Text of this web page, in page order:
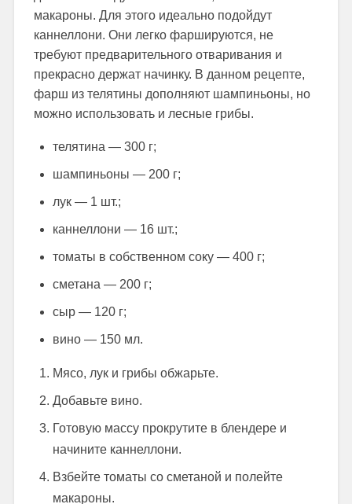
макароны. Для этого идеально подойдут
каннеллони. Они легко фаршируются, не
требуют предварительного отваривания и
прекрасно держат начинку. В данном рецепте,
фарш из телятины дополняют шампиньоны, но
можно использовать и лесные грибы.
телятина — 300 г;
шампиньоны — 200 г;
лук — 1 шт.;
каннеллони — 16 шт.;
томаты в собственном соку — 400 г;
сметана — 200 г;
сыр — 120 г;
вино — 150 мл.
Мясо, лук и грибы обжарьте.
Добавьте вино.
Готовую массу прокрутите в блендере и
начините каннеллони.
Взбейте томаты со сметаной и полейте
макароны.